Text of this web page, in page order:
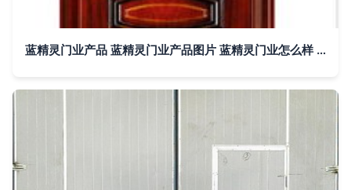
蓝精灵门业产品 蓝精灵门业产品图片 蓝精灵门业怎么样 最新蓝精灵门业产品展示